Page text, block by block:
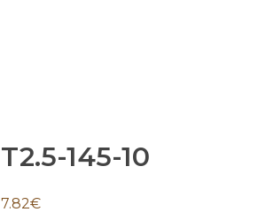
T2.5-145-10
7.82€